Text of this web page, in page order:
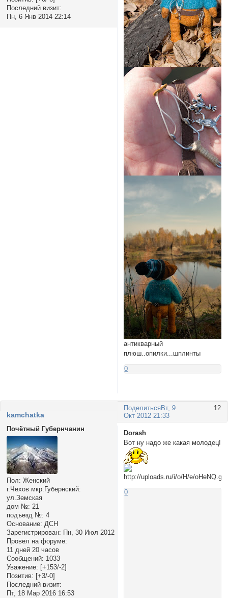
Последний визит:
Пн, 6 Янв 2014 22:14
антикварный
плюш..опилки...шплинты
0
Поделиться 12
Вт, 9
Окт 2012 21:33
kamchatka
Почётный Губернчанин
Пол: Женский
г.Чехов мкр.Губернский:
ул.Земская
дом №: 21
подъезд №: 4
Основание: ДСН
Зарегистрирован: Пн, 30 Июл 2012
Провел на форуме:
11 дней 20 часов
Сообщений: 1033
Уважение: [+153/-2]
Позитив: [+3/-0]
Последний визит:
Пт, 18 Мар 2016 16:53
Dorash
Вот ну надо же какая молодец!
0